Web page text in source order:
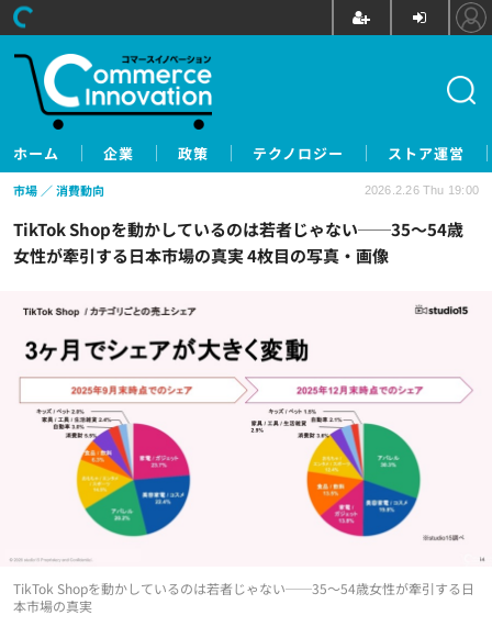
ホーム 企業 政策 テクノロジー ストア運営
TikTok Shopを動かしているのは若者じゃない──35～54歳
女性が牽引する日本市場の真実 4枚目の写真・画像
市場 消費動向 2026.2.26 Thu 19:00
TikTok Shopを動かしているのは若者じゃない──35～54歳女性が牽引する日
本市場の真実